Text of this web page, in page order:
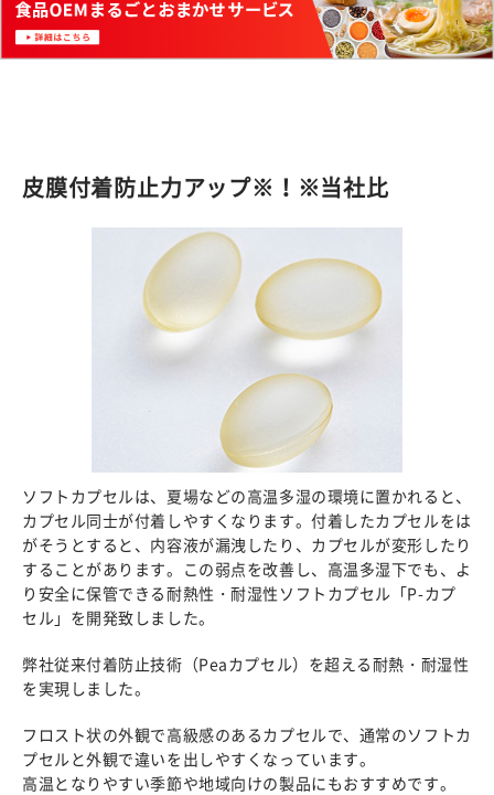
皮膜付着防止力アップ※！※当社比
ソフトカプセルは、夏場などの高温多湿の環境に置かれると、
カプセル同士が付着しやすくなります。付着したカプセルをは
がそうとすると、内容液が漏洩したり、カプセルが変形したり
することがあります。この弱点を改善し、高温多湿下でも、よ
り安全に保管できる耐熱性・耐湿性ソフトカプセル「P-カプ
セル」を開発致しました。
弊社従来付着防止技術（Peaカプセル）を超える耐熱・耐湿性
を実現しました。
フロスト状の外観で高級感のあるカプセルで、通常のソフトカ
プセルと外観で違いを出しやすくなっています。
高温となりやすい季節や地域向けの製品にもおすすめです。